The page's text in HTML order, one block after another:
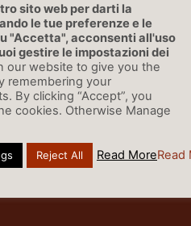
sito web per darti la
le tue preferenze e le
"Accetta", acconsenti all'uso
gestire le impostazioni dei
our website to give you the
remembering your
By clicking “Accept”, you
cookies. Otherwise Manage
Reject All Read MoreRead